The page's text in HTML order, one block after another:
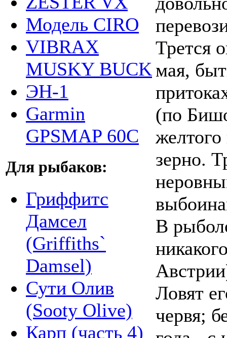
Модель CIRO
VIBRAX
MUSKY BUCK
ЭН-1
Garmin
GPSMAP 60C
Для рыбаков:
Гриффитс
Дамсел
(Griffiths`
Damsel)
Сути Олив
(Sooty Olive)
Карп (часть 4)
Трется
мая,
(по
зерно.
В
Ловят
червя;